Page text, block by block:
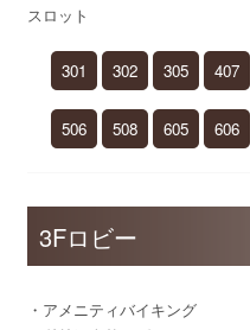
スロット
301 302 305 407
506 508 605 606
3Fロビー
・アメニティバイキング